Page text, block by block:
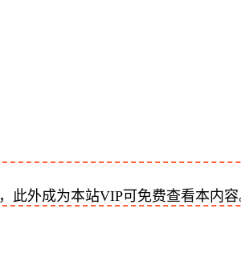
此外成为本站VIP可免费查看本内